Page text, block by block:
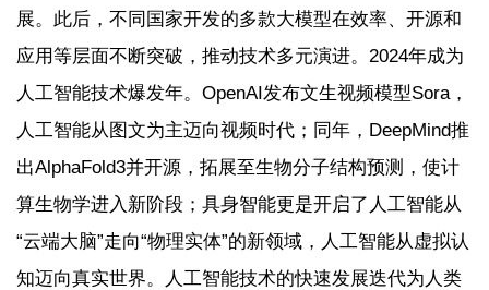
展。此后，不同国家开发的多款大模型在效率、开源和
应用等层面不断突破，推动技术多元演进。2024年成为
人工智能技术爆发年。OpenAI发布文生视频模型Sora，
人工智能从图文为主迈向视频时代；同年，DeepMind推
出AlphaFold3并开源，拓展至生物分子结构预测，使计
算生物学进入新阶段；具身智能更是开启了人工智能从
“云端大脑”走向“物理实体”的新领域，人工智能从虚拟认
知迈向真实世界。人工智能技术的快速发展迭代为人类